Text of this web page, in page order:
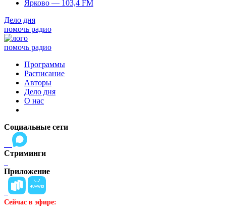
Ярково — 103,4 FM
Дело дня
помочь радио
помочь радио
Программы
Расписание
Авторы
Дело дня
О нас
Социальные сети
Стриминги
Приложение
Сейчас в эфире: